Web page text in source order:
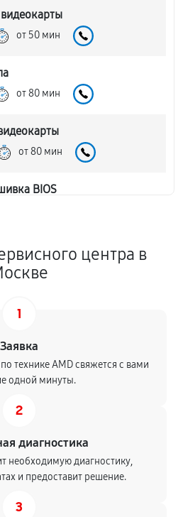
от 50 мин
от 80 мин
от 80 мин
BIOS
программаторе
от 40 мин
видеокарты
от 80 мин
от 30 мин
от 30 мин
центра в
1
Заявка
технике AMD свяжется с вами
одной минуты.
2
диагностика
необходимую диагностику,
и предоставит решение.
3